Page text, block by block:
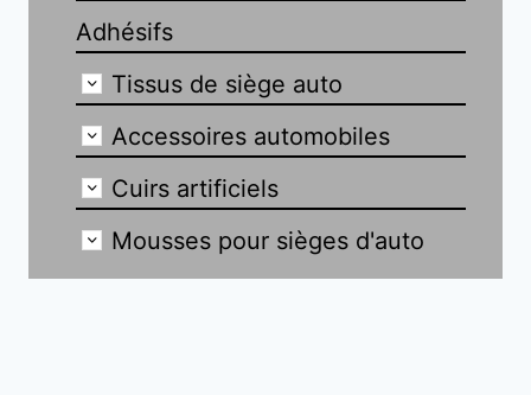
Adhésifs
Tissus de siège auto
Accessoires automobiles
Cuirs artificiels
Mousses pour sièges d'auto